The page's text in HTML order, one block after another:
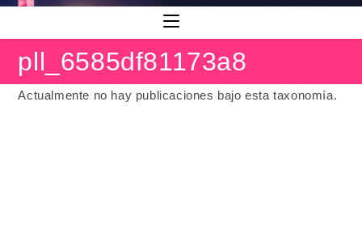
pll_6585df81173a8
Actualmente no hay publicaciones bajo esta taxonomía.